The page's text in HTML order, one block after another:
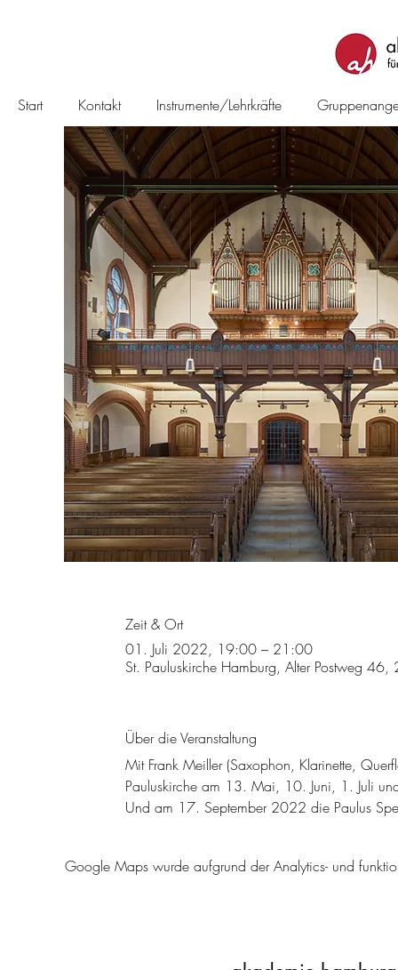
Start Kontakt Instrumente/Lehrkräfte
Zeit & Ort
01. Juli 2022, 19:00 – 21:00
St. Pauluskirche Hamburg, Alter Postweg
Über die Veranstaltung
Mit Frank Meiller (Saxophon, Klarinette,
Pauluskirche am 13. Mai, 10. Juni, 1. Juli
Und am 17. September 2022 die Paulus
Google Maps wurde aufgrund der Analytics- und